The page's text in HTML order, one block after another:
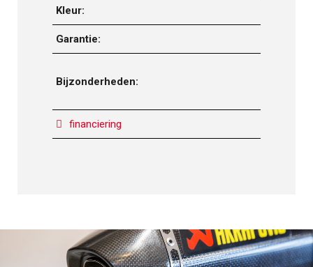
Kleur:
Garantie:
Bijzonderheden:
financiering